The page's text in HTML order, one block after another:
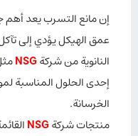
إن مانع التسرب يعد أهم
عمق الهيكل يؤدي إلى
النانوية من شركةNSG
إحدى الحلول المناسبة
الخرسانة.
منتجات شركةNSG